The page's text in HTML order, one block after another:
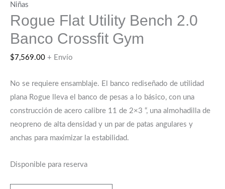
Niñas
Rogue Flat Utility Bench 2.0
Banco Crossfit Gym
$7,569.00 + Envío
No se requiere ensamblaje. El banco rediseñado de utilidad
plana Rogue lleva el banco de pesas a lo básico, con una
construcción de acero calibre 11 de 2×3 “, una almohadilla de
neopreno de alta densidad y un par de patas angulares y
anchas para maximizar la estabilidad.
Disponible para reserva